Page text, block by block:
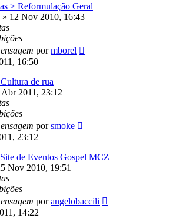
> Reformulação Geral
» 12 Nov 2010, 16:43
pormborel
16:50
de rua
Abr 2011, 23:12
porsmoke
23:12
de Eventos Gospel MCZ
Nov 2010, 19:51
porangelobaccili
14:22